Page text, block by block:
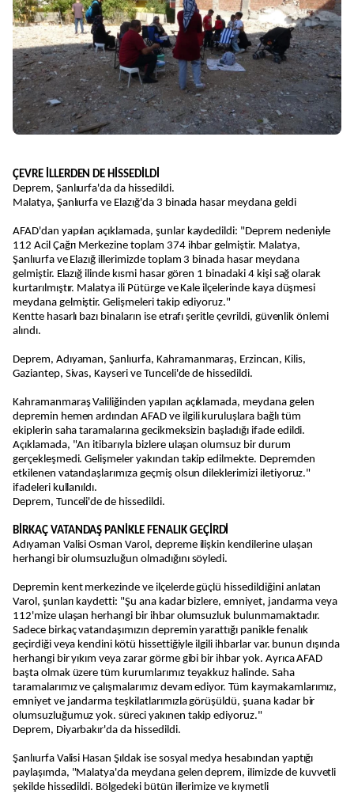
ÇEVRE İLLERDEN DE HİSSEDİLDİ
Deprem, Şanlıurfa'da da hissedildi.
Malatya, Şanlıurfa ve Elazığ'da 3 binada hasar meydana geldi
AFAD'dan yapılan açıklamada, şunlar kaydedildi: "Deprem nedeniyle
112 Acil Çağrı Merkezine toplam 374 ihbar gelmiştir. Malatya,
Şanlıurfa ve Elazığ illerimizde toplam 3 binada hasar meydana
gelmiştir. Elazığ ilinde kısmi hasar gören 1 binadaki 4 kişi sağ olarak
kurtarılmıştır. Malatya ili Pütürge ve Kale ilçelerinde kaya düşmesi
meydana gelmiştir. Gelişmeleri takip ediyoruz."
Kentte hasarlı bazı binaların ise etrafı şeritle çevrildi, güvenlik önlemi
alındı.
Deprem, Adıyaman, Şanlıurfa, Kahramanmaraş, Erzincan, Kilis,
Gaziantep, Sivas, Kayseri ve Tunceli'de de hissedildi.
Kahramanmaraş Valiliğinden yapılan açıklamada, meydana gelen
depremin hemen ardından AFAD ve ilgili kuruluşlara bağlı tüm
ekiplerin saha taramalarına gecikmeksizin başladığı ifade edildi.
Açıklamada, "An itibarıyla bizlere ulaşan olumsuz bir durum
gerçekleşmedi. Gelişmeler yakından takip edilmekte. Depremden
etkilenen vatandaşlarımıza geçmiş olsun dileklerimizi iletiyoruz."
ifadeleri kullanıldı.
Deprem, Tunceli'de de hissedildi.
BİRKAÇ VATANDAŞ PANİKLE FENALIK GEÇİRDİ
Adıyaman Valisi Osman Varol, depreme ilişkin kendilerine ulaşan
herhangi bir olumsuzluğun olmadığını söyledi.
Depremin kent merkezinde ve ilçelerde güçlü hissedildiğini anlatan
Varol, şunları kaydetti: "Şu ana kadar bizlere, emniyet, jandarma veya
112'mize ulaşan herhangi bir ihbar olumsuzluk bulunmamaktadır.
Sadece birkaç vatandaşımızın depremin yarattığı panikle fenalık
geçirdiği veya kendini kötü hissettiğiyle ilgili ihbarlar var. bunun dışında
herhangi bir yıkım veya zarar görme gibi bir ihbar yok. Ayrıca AFAD
başta olmak üzere tüm kurumlarımız teyakkuz halinde. Saha
taramalarımız ve çalışmalarımız devam ediyor. Tüm kaymakamlarımız,
emniyet ve jandarma teşkilatlarımızla görüşüldü, şuana kadar bir
olumsuzluğumuz yok. süreci yakınen takip ediyoruz."
Deprem, Diyarbakır'da da hissedildi.
Şanlıurfa Valisi Hasan Şıldak ise sosyal medya hesabından yaptığı
paylaşımda, "Malatya'da meydana gelen deprem, ilimizde de kuvvetli
şekilde hissedildi. Bölgedeki bütün illerimize ve kıymetli